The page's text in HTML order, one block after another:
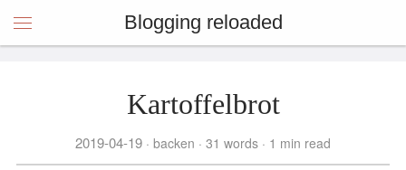
Blogging reloaded
Kartoffelbrot
2019-04-19 backen 31 words 1 min read